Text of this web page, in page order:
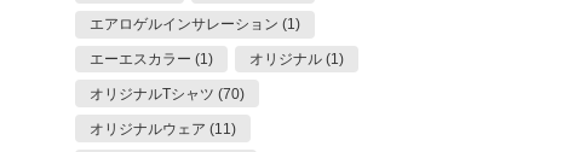
エアロゲルインサレーション (1)
エーエスカラー (1) オリジナル (1)
オリジナルTシャツ (70)
オリジナルウェア (11)